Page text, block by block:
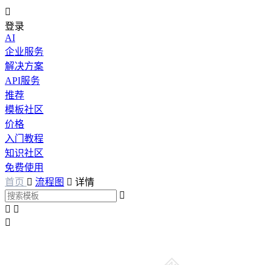

登录
AI
企业服务
解决方案
API服务
推荐
模板社区
价格
入门教程
知识社区
免费使用
首页  流程图  详情

 
